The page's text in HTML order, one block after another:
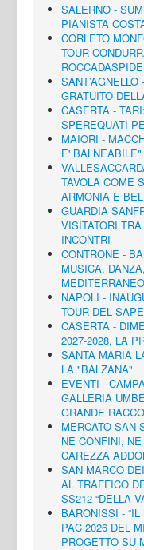
SALERNO -
PIANISTA
CORLETO
TOUR
ROCCADASPIDE
GRATUITO
CASERTA -
SPEREQUATI
MAIORI -
E' BALNEABILE"
TAVOLA COME
ARMONIA E
GUARDIA
VISITATORI
INCONTRI
CONTRONE -
MUSICA,
MEDITERRANEO
NAPOLI -
TOUR DEL
CASERTA -
2027-2028, LA
SANTA MARIA
LA "BALZANA"
EVENTI -
GALLERIA
GRANDE
MERCATO SAN
NÈ CONFINI,
CAREZZA
SAN MARCO
AL TRAFFICO
SS212 “DELLA
BARONISSI -
PAC 2026 DEL
PROGETTO SU